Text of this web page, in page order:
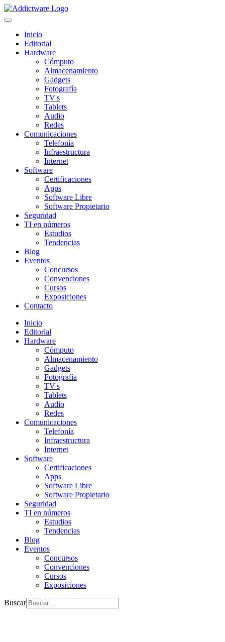
Inicio
Editorial
Hardware
Cómputo
Almacenamiento
Gadgets
Fotografía
TV's
Tablets
Audio
Redes
Comunicaciones
Telefonía
Infraestructura
Internet
Software
Certificaciones
Apps
Software Libre
Software Propietario
Seguridad
TI en números
Estudios
Tendencias
Blog
Eventos
Concursos
Convenciones
Cursos
Exposiciones
Contacto
Inicio
Editorial
Hardware
Cómputo
Almacenamiento
Gadgets
Fotografía
TV's
Tablets
Audio
Redes
Comunicaciones
Telefonía
Infraestructura
Internet
Software
Certificaciones
Apps
Software Libre
Software Propietario
Seguridad
TI en números
Estudios
Tendencias
Blog
Eventos
Concursos
Convenciones
Cursos
Exposiciones
Buscar